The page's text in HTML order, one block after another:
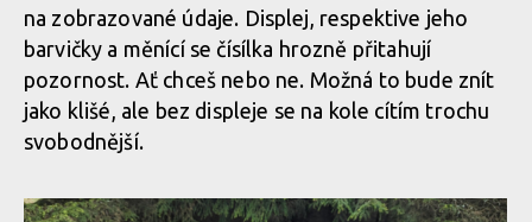
Bosch ePowered
Motor Bosch CX Performance Line s dostatkem síly, 85 Nm
kroutícího momentu
Displej Kiox 300 umí spoustu věcí, ale já jej nevyužiji
Displej Kiox 300 umí spoustu věcí, ale já jej nevyužiji
na zobrazované údaje. Displej, respektive jeho
barvičky a měnící se čísílka hrozně přitahují
pozornost. Ať chceš nebo ne. Možná to bude znít
jako klišé, ale bez displeje se na kole cítím trochu
svobodnější.